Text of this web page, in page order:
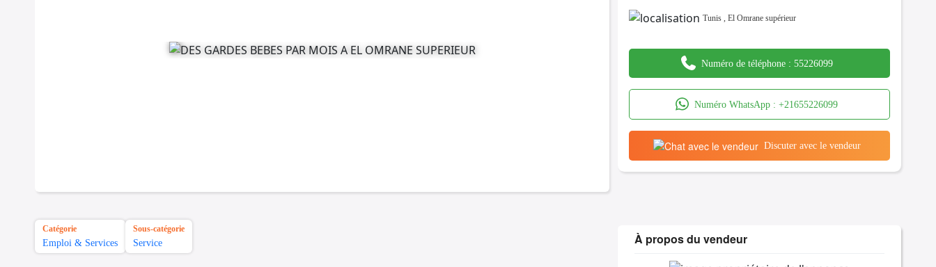
Tunis ,El Omrane supérieur
Numéro de téléphone : 55226099
Numéro WhatsApp : +21655226099
Discuter avec le vendeur
Catégorie
Emploi & Services
Sous-catégorie
Service À propos du vendeur